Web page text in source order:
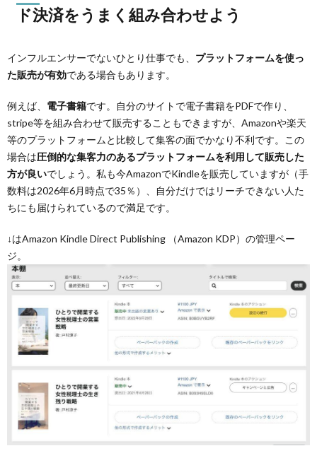
ド決済をうまく組み合わせよう
インフルエンサーでないひとり仕事でも、 プラットフォームを使っ
た販売が有効である場合もあります。
例えば、 電子書籍です。自分のサイトで電子書籍をPDFで作り、
stripe等を組み合わせて販売することもできますが、Amazonや楽天
等のプラットフォームと比較して集客の面でかなり不利です。この
場合は圧倒的な集客力のあるプラットフォームを利用して販売した
方が良いでしょう。私も今AmazonでKindleを販売していますが（手
数料は2026年6月時点で35％）、自分だけではリーチできない人た
ちにも届けられているので満足です。
↓はAmazon Kindle Direct Publishing （Amazon KDP）の管理ペー
ジ。